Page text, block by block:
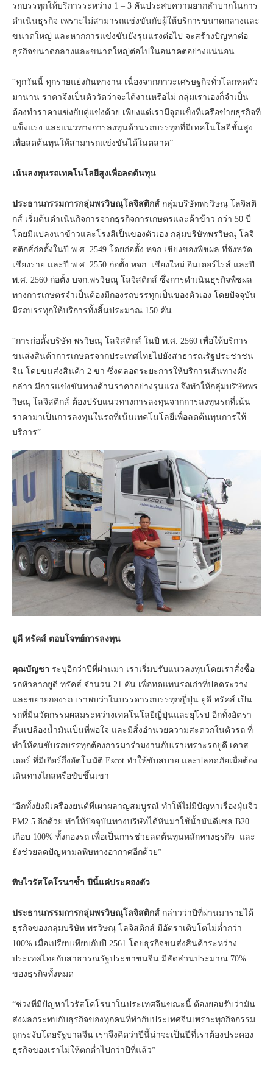
รถบรรทุกให้บริการระหว่าง 1 – 3 คันประสบความยากลำบากในการ
ดำเนินธุรกิจ เพราะไม่สามารถแข่งขันกับผู้ให้บริการขนาดกลางและ
ขนาดใหญ่ และหากการแข่งขันยังรุนแรงต่อไป จะสร้างปัญหาต่อ
ธุรกิจขนาดกลางและขนาดใหญ่ต่อไปในอนาคตอย่างแน่นอน
“ทุกวันนี้ ทุกรายแย่งกันหางาน เนื่องจากภาวะเศรษฐกิจทั่วโลกหดตัว
มานาน ราคาจึงเป็นตัววัดว่าจะได้งานหรือไม่ กลุ่มเราเองก็จำเป็น
ต้องทำราคาแข่งกับคู่แข่งด้วย เพียงแต่เรามีจุดแข็งที่เครือข่ายธุรกิจที่
แข็งแรง และแนวทางการลงทุนด้านรถบรรทุกที่มีเทคโนโลยีชั้นสูง
เพื่อลดต้นทุนให้สามารถแข่งขันได้ในตลาด”
เน้นลงทุนรถเทคโนโลยีสูงเพื่อลดต้นทุน
ประธานกรรมการกลุ่มพรวิษณุโลจิสติกส์ กลุ่มบริษัทพรวิษณุ โลจิสติ
กส์ เริ่มต้นดำเนินกิจการจากธุรกิจการเกษตรและค้าข้าว กว่า 50 ปี
โดยมีแปลงนาข้าวและโรงสีเป็นของตัวเอง กลุ่มบริษัทพรวิษณุ โลจิ
สติกส์ก่อตั้งในปี พ.ศ. 2549 โดยก่อตั้ง หจก.เชียงของพืชผล ที่จังหวัด
เชียงราย และปี พ.ศ. 2550 ก่อตั้ง หจก. เชียงใหม่ อินเตอร์ไรส์ และปี
พ.ศ. 2560 ก่อตั้ง บจก.พรวิษณุ โลจิสติกส์ ซึ่งการดำเนินธุรกิจพืชผล
ทางการเกษตรจำเป็นต้องมีกองรถบรรทุกเป็นของตัวเอง โดยปัจจุบัน
มีรถบรรทุกให้บริการทั้งสิ้นประมาณ 150 คัน
“การก่อตั้งบริษัท พรวิษณุ โลจิสติกส์ ในปี พ.ศ. 2560 เพื่อให้บริการ
ขนส่งสินค้าการเกษตรจากประเทศไทยไปยังสาธารณรัฐประชาชน
จีน โดยขนส่งสินค้า 2 ขา ซึ่งตลอดระยะการให้บริการเส้นทางดัง
กล่าว มีการแข่งขันทางด้านราคาอย่างรุนแรง จึงทำให้กลุ่มบริษัทพร
วิษณุ โลจิสติกส์ ต้องปรับแนวทางการลงทุนจากการลงทุนรถที่เน้น
ราคามาเป็นการลงทุนในรถที่เน้นเทคโนโลยีเพื่อลดต้นทุนการให้
บริการ”
ยูดี ทรัคส์ ตอบโจทย์การลงทุน
คุณบัญชา ระบุอีกว่าปีที่ผ่านมา เราเริ่มปรับแนวลงทุนโดยเราสั่งซื้อ
รถหัวลากยูดี ทรัคส์ จำนวน 21 คัน เพื่อทดแทนรถเก่าที่ปลดระวาง
และขยายกองรถ เราพบว่าในบรรดารถบรรทุกญี่ปุ่น ยูดี ทรัคส์ เป็น
รถที่มีนวัตกรรมผสมระหว่างเทคโนโลยีญี่ปุ่นและยุโรป อีกทั้งอัตรา
สิ้นเปลืองน้ำมันเป็นที่พอใจ และมีสิ่งอำนวยความสะดวกในตัวรถ ที่
ทำให้คนขับรถบรรทุกต้องการมาร่วมงานกับเราเพราะรถยูดี เควส
เตอร์ ที่มีเกียร์กึ่งอัตโนมัติ Escot ทำให้ขับสบาย และปลอดภัยเมื่อต้อง
เดินทางไกลหรือขับขึ้นเขา
“อีกทั้งยังมีเครื่องยนต์ที่เผาผลาญสมบูรณ์ ทำให้ไม่มีปัญหาเรื่องฝุ่นจิ๋ว
PM2.5 อีกด้วย ทำให้ปัจจุบันทางบริษัทได้หันมาใช้น้ำมันดีเซล B20
เกือบ 100% ทั้งกองรถ เพื่อเป็นการช่วยลดต้นทุนหลักทางธุรกิจ และ
ยังช่วยลดปัญหามลพิษทางอากาศอีกด้วย”
พิษไวรัสโคโรนาซ้ำ ปีนี้แค่ประคองตัว
ประธานกรรมการกลุ่มพรวิษณุโลจิสติกส์ กล่าวว่าปีที่ผ่านมารายได้
ธุรกิจของกลุ่มบริษัท พรวิษณุ โลจิสติกส์ มีอัตราเติบโตไม่ต่ำกว่า
100% เมื่อเปรียบเทียบกับปี 2561 โดยธุรกิจขนส่งสินค้าระหว่าง
ประเทศไทยกับสาธารณรัฐประชาชนจีน มีสัดส่วนประมาณ 70%
ของธุรกิจทั้งหมด
“ช่วงที่มีปัญหาไวรัสโคโรนาในประเทศจีนขณะนี้ ต้องยอมรับว่ามัน
ส่งผลกระทบกับธุรกิจของทุกคนที่ทำกับประเทศจีนเพราะทุกกิจกรรม
ถูกระงับโดยรัฐบาลจีน เราจึงคิดว่าปีนี้น่าจะเป็นปีที่เราต้องประคอง
ธุรกิจของเราไม่ให้ตกต่ำไปกว่าปีที่แล้ว”